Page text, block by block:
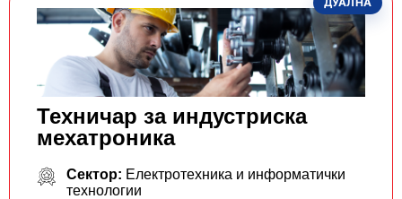
Техничар за индустриска
мехатроника
Сектор: Електротехника и информатички
технологии